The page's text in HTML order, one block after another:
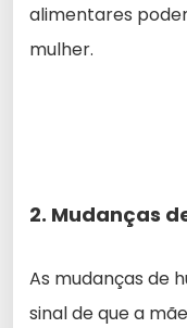
alimentares
mulher.
2. Mudanças
As mudanças de
sinal de que a